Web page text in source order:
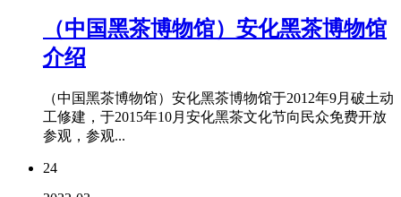
（中国黑茶博物馆）安化黑茶博物馆
介绍
（中国黑茶博物馆）安化黑茶博物馆于2012年9月破土动
工修建，于2015年10月安化黑茶文化节向民众免费开放
参观，参观...
24